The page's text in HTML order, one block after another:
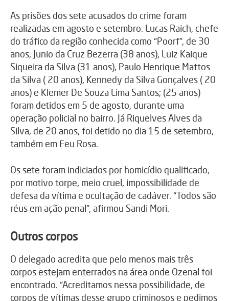
As prisões dos sete acusados do crime foram
realizadas em agosto e setembro. Lucas Raich, chefe
do tráfico da região conhecida como “Poorf”, de 30
anos, Junio da Cruz Bezerra (38 anos), Luiz Kaique
Siqueira da Silva (31 anos), Paulo Henrique Mattos
da Silva ( 20 anos), Kennedy da Silva Gonçalves ( 20
anos) e Klemer De Souza Lima Santos; (25 anos)
foram detidos em 5 de agosto, durante uma
operação policial no bairro. Já Riquelves Alves da
Silva, de 20 anos, foi detido no dia 15 de setembro,
também em Feu Rosa.
Os sete foram indiciados por homicídio qualificado,
por motivo torpe, meio cruel, impossibilidade de
defesa da vítima e ocultação de cadáver. “Todos são
réus em ação penal”, afirmou Sandi Mori.
Outros corpos
O delegado acredita que pelo menos mais três
corpos estejam enterrados na área onde Ozenal foi
encontrado. “Acreditamos nessa possibilidade, de
corpos de vítimas desse grupo criminosos e pedimos